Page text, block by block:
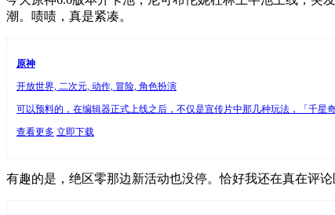
潮。啧啧，真是紧凑。
原神
开放世界, 二次元, 动作, 冒险, 角色扮演
可以预料的，在编辑器正式上线之后，不仅是宣传片中那几种玩法，「千星
查看更多 立即下载
有趣的是，绝区零那边新活动也没停。恰好我还在真在评